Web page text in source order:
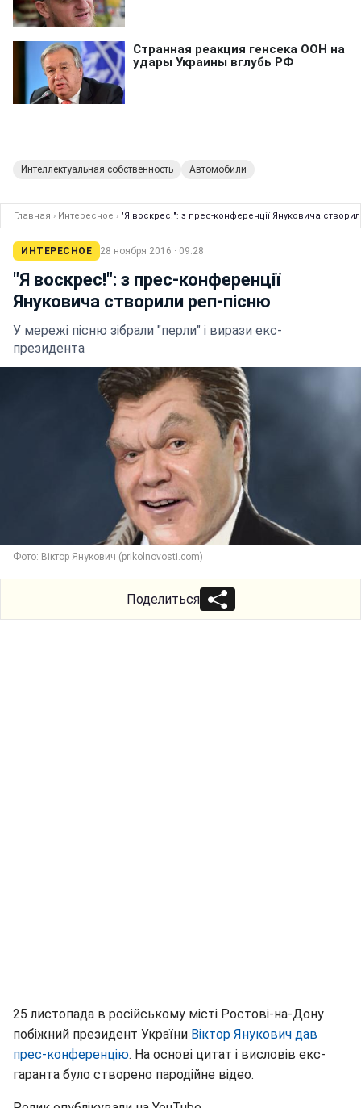
Интеллектуальная собственность Автомобили
Главная › Интересное › "Я воскрес!": з прес-конференції Януковича
ИНТЕРЕСНОЕ 28 ноября 2016 · 09:28
"Я воскрес!": з прес-конференції
Януковича створили реп-пісню
У мережі пісню зібрали "перли" і вирази екс-
президента
Фото: Віктор Янукович (prikolnovosti.com)
Поделиться
25 листопада в російському місті Ростові-на-Дону
побіжний президент України Віктор Янукович дав
прес-конференцію. На основі цитат і висловів екс-
гаранта було створено пародійне відео.